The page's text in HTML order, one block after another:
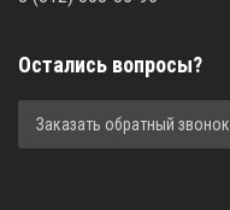
Остались вопросы?
Заказать обратный звонок